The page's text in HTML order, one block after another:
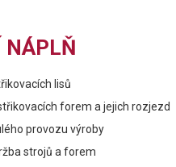
NÁPLŇ
lisů
forem a jejich rozjezd
provozu výroby
strojů a forem